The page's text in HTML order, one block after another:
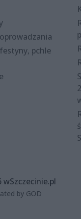
pchle
wSzczecinie.pl
by GOD